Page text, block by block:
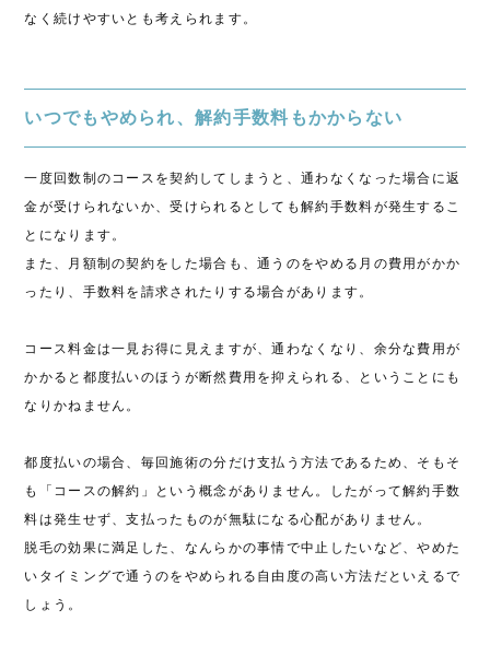
なく続けやすいとも考えられます。
いつでもやめられ、解約手数料もかからない
一度回数制のコースを契約してしまうと、通わなくなった場合に返
金が受けられないか、受けられるとしても解約手数料が発生するこ
とになります。
また、月額制の契約をした場合も、通うのをやめる月の費用がかか
ったり、手数料を請求されたりする場合があります。
コース料金は一見お得に見えますが、通わなくなり、余分な費用が
かかると都度払いのほうが断然費用を抑えられる、ということにも
なりかねません。
都度払いの場合、毎回施術の分だけ支払う方法であるため、そもそ
も「コースの解約」という概念がありません。したがって解約手数
料は発生せず、支払ったものが無駄になる心配がありません。
脱毛の効果に満足した、なんらかの事情で中止したいなど、やめた
いタイミングで通うのをやめられる自由度の高い方法だといえるで
しょう。